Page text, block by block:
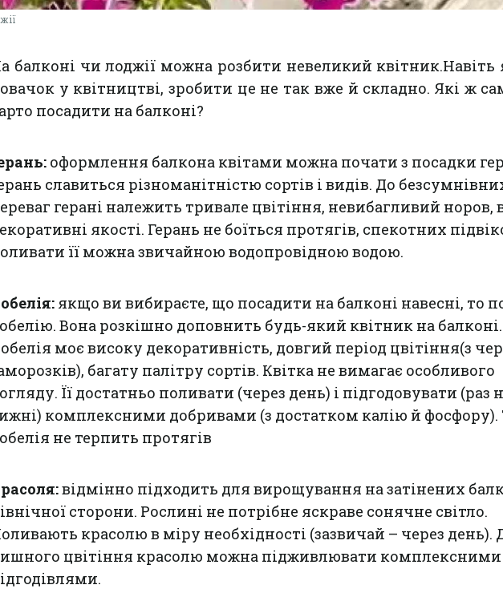
балконі чи лоджії можна розбити невеликий
у квітництві, зробити це не так вже й складно. Які ж
посадити на балконі?
оформлення балкона квітами можна почати з посадки
славиться різноманітністю сортів і видів. До
герані належить тривале цвітіння, невибагливий норов,
якості. Герань не боїться протягів, спекотних
її можна звичайною водопровідною водою.
якщо ви вибираєте, що посадити на балконі навесні, то
Вона розкішно доповнить будь-який квітник на балконі.
моє високу декоративність, довгий період цвітіння(з
багату палітру сортів. Квітка не вимагає особливого
Її достатньо поливати (через день) і підгодовувати (раз
комплексними добривами (з достатком калію й фосфору).
не терпить протягів
відмінно підходить для вирощування на затінених
сторони. Рослині не потрібне яскраве сонячне світло.
красолю в міру необхідності (зазвичай – через день).
цвітіння красолю можна підживлювати комплексними